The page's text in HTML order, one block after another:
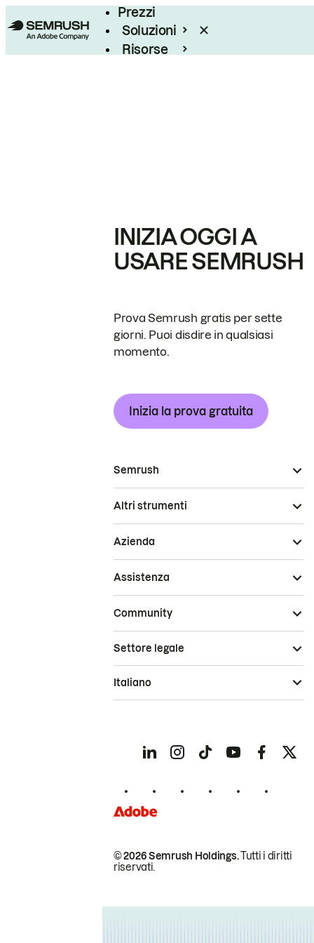
Prezzi
Soluzioni
Risorse
INIZIA OGGI A
USARE SEMRUSH
Prova Semrush gratis per sette
giorni. Puoi disdire in qualsiasi
momento.
Inizia la prova gratuita
Semrush
Altri strumenti
Azienda
Assistenza
Community
© 2026 Semrush Holdings.Tutti i diritti
riservati.
Settore legale
Italiano